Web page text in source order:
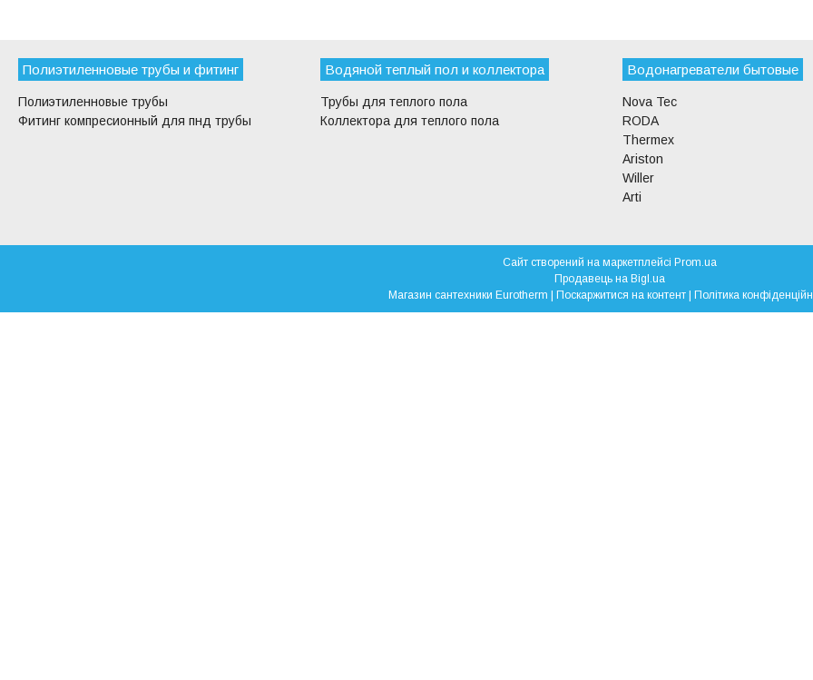
Полиэтиленновые трубы и фитинг
Полиэтиленновые трубы
Фитинг компресионный для пнд трубы
Водяной теплый пол и коллектора
Трубы для теплого пола
Коллектора для теплого пола
Водонагреватели бытовые
Nova Tec
RODA
Thermex
Ariston
Willer
Arti
Сайт створений на маркетплейсі Prom.ua
Продавець на Bigl.ua
Поскаржитися на контент Політика